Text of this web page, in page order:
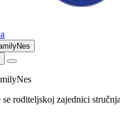
se roditeljskoj zajednici